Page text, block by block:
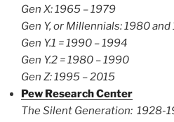
Gen X: 1965 – 1979
Gen Y, or Millennials: 1980 and
Gen Y.1 = 1990 – 1994
Gen Y.2 = 1980 – 1990
Gen Z: 1995 – 2015
Pew Research Center
The Silent Generation: 1928-